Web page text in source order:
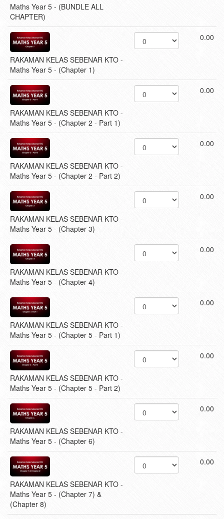
Maths Year 5 - (BUNDLE ALL
CHAPTER)
RAKAMAN KELAS SEBENAR KTO -
Maths Year 5 - (Chapter 1)
0.00
RAKAMAN KELAS SEBENAR KTO -
Maths Year 5 - (Chapter 2 - Part 1)
0.00
RAKAMAN KELAS SEBENAR KTO -
Maths Year 5 - (Chapter 2 - Part 2)
0.00
RAKAMAN KELAS SEBENAR KTO -
Maths Year 5 - (Chapter 3)
0.00
RAKAMAN KELAS SEBENAR KTO -
Maths Year 5 - (Chapter 4)
0.00
RAKAMAN KELAS SEBENAR KTO -
Maths Year 5 - (Chapter 5 - Part 1)
0.00
RAKAMAN KELAS SEBENAR KTO -
Maths Year 5 - (Chapter 5 - Part 2)
0.00
RAKAMAN KELAS SEBENAR KTO -
Maths Year 5 - (Chapter 6)
0.00
RAKAMAN KELAS SEBENAR KTO -
Maths Year 5 - (Chapter 7) &
(Chapter 8)
0.00